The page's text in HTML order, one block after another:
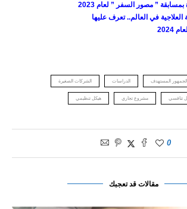
” مصور السفر ” لعام 2023
الجمهور المستهدف الدراسات الشركات الصغيرة
تنافسي مشروع تجاري هيكل تنظيمي
0
مقالات قد تعجبك